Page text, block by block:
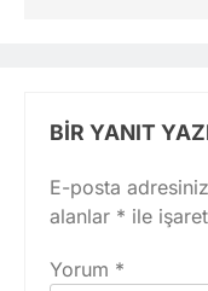
BIR YANIT
E-posta
alanlar * ile
Yorum *